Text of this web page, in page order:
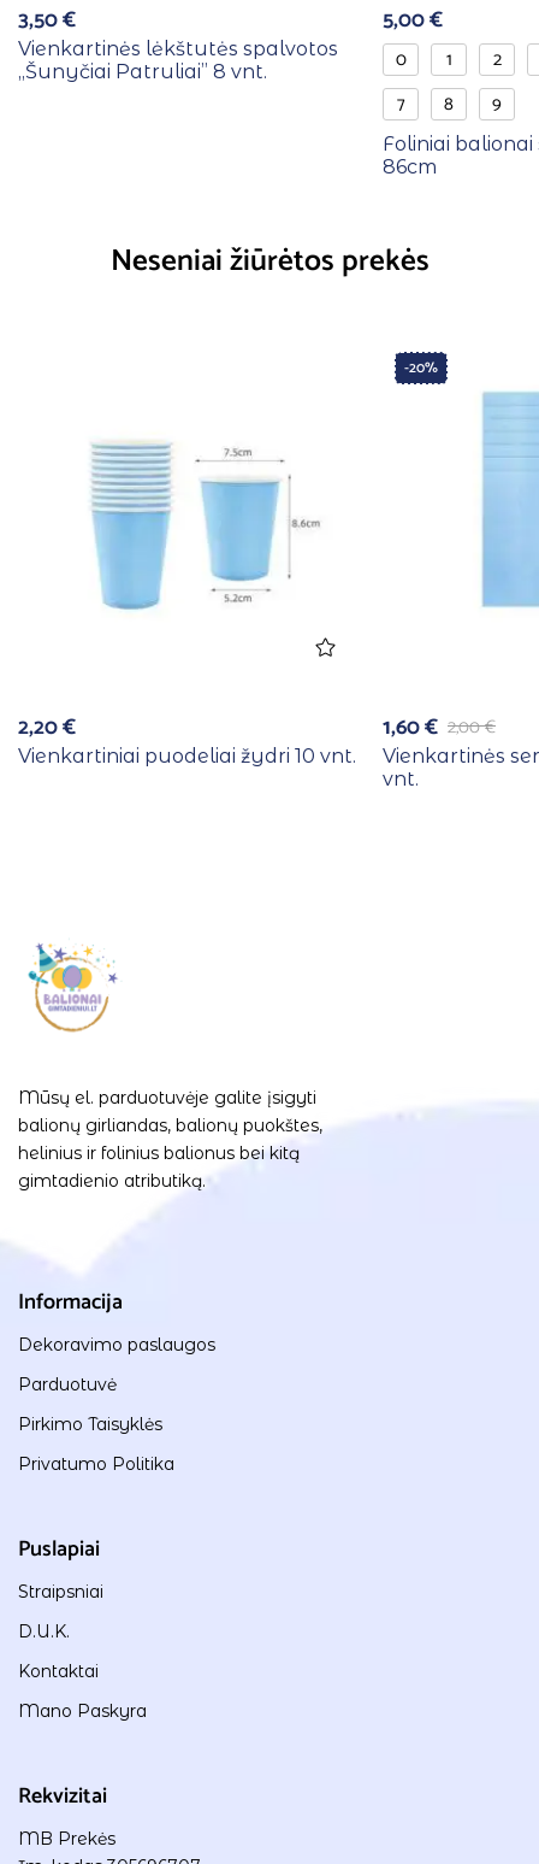
3,50€
Vienkartinės lėkštutės spalvotos
,,Šunyčiai Patruliai” 8 vnt.
5,00€
0 1
2
7
8 9
Foliniai balionai
86cm
Neseniai žiūrėtos prekės
2,20€
Vienkartiniai puodeliai žydri 10 vnt.
-20%
2,00€
1,60€
Vienkartinės
vnt.
Mūsų el. parduotuvėje galite įsigyti
balionų girliandas, balionų puokštes,
helinius ir folinius balionus bei kitą
gimtadienio atributiką.
Informacija
Dekoravimo paslaugos
Parduotuvė
Pirkimo Taisyklės
Privatumo Politika
Puslapiai
Straipsniai
D.U.K.
Kontaktai
Mano Paskyra
Rekvizitai
MB Prekės